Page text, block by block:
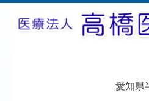
愛知県